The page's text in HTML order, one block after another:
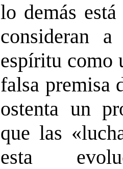
lo demás
consideran
espíritu como
falsa premisa
ostenta un
que las
esta